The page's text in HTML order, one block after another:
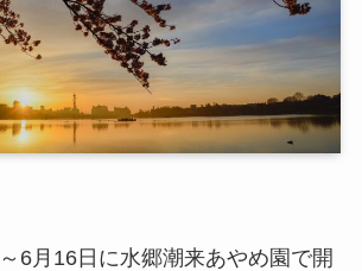
6月16日に水郷潮来あやめ園で開